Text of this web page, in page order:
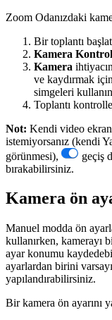
Zoom Odanızdaki
Bir toplantı
Kamera
Kamera
ve kaydırmak
simgeleri
Toplantı
Not: Kendi video
istemiyorsanız (kendi
görünmesi),
geçiş
bırakabilirsiniz.
Kamera ön
Manuel modda ön
kullanırken, kamerayı
ayar konumu
ayarlardan birini
yapılandırabilirsiniz.
Bir kamera ön ayarını